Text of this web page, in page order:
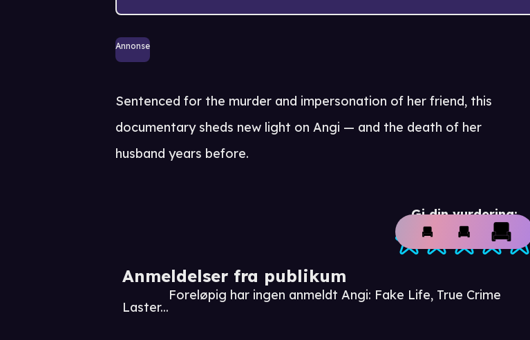
Annonse
Gi din vurdering:
Anmeldelser fra publikum
Laster...
Foreløpig har ingen anmeldt Angi: Fake Life, True Crime
Sentenced for the murder and impersonation of her friend, this
documentary sheds new light on Angi — and the death of her
husband years before.